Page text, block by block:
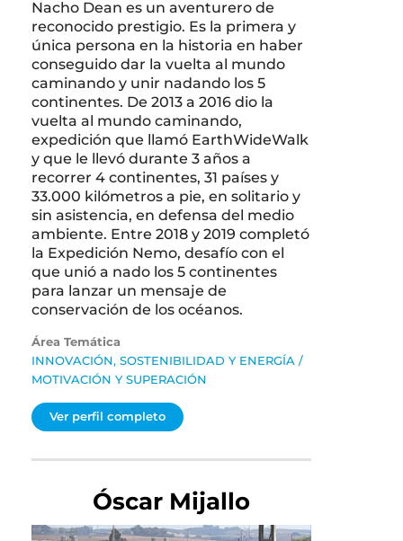
Nacho Dean es un aventurero de
reconocido prestigio. Es la primera y
única persona en la historia en haber
conseguido dar la vuelta al mundo
caminando y unir nadando los 5
continentes. De 2013 a 2016 dio la
vuelta al mundo caminando,
expedición que llamó EarthWideWalk
y que le llevó durante 3 años a
recorrer 4 continentes, 31 países y
33.000 kilómetros a pie, en solitario y
sin asistencia, en defensa del medio
ambiente. Entre 2018 y 2019 completó
la Expedición Nemo, desafío con el
que unió a nado los 5 continentes
para lanzar un mensaje de
conservación de los océanos.
Área Temática
INNOVACIÓN, SOSTENIBILIDAD Y ENERGÍA /
MOTIVACIÓN Y SUPERACIÓN
Ver perfil completo
Óscar Mijallo